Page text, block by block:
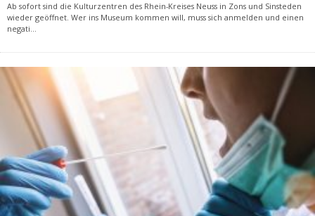
Ab sofort sind die Kulturzentren des Rhein-Kreises Neuss in Zons und Sinsteden
wieder geöffnet. Wer ins Museum kommen will, muss sich anmelden und einen
negati...